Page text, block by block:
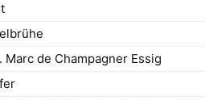
de Champagner Essig